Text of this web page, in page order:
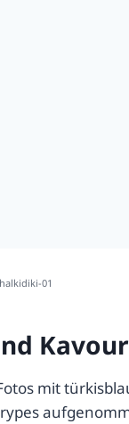
01
mit